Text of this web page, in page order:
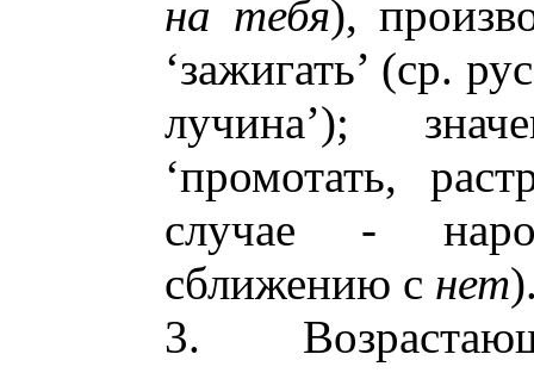
на тебя),
‘зажигать’ (ср.
лучина’);
‘промотать,
случае -
сближению с нет
3.